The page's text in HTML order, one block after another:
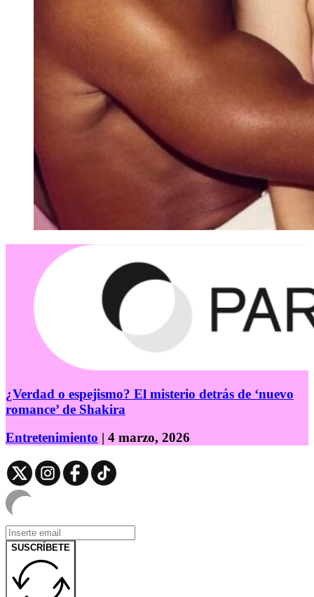
¿Verdad o espejismo? El misterio detrás de ‘nuevo
romance’ de Shakira
Entretenimiento | 4 marzo, 2026
SUSCRÍBETE